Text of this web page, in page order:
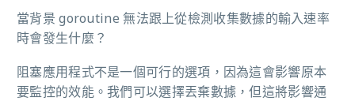
當背景 goroutine 無法跟上從檢測收集數據的輸入速率
時會發生什麼？
阻塞應用程式不是一個可行的選項，因為這會影響原本
要監控的效能。我們可以選擇丟棄數據，但這將影響通